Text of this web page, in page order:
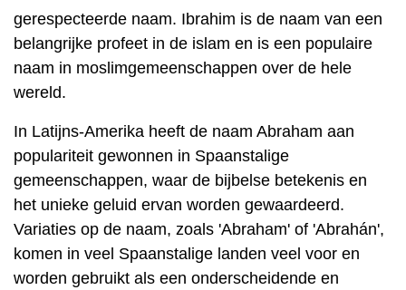
gerespecteerde naam. Ibrahim is de naam van een
belangrijke profeet in de islam en is een populaire
naam in moslimgemeenschappen over de hele
wereld.
In Latijns-Amerika heeft de naam Abraham aan
populariteit gewonnen in Spaanstalige
gemeenschappen, waar de bijbelse betekenis en
het unieke geluid ervan worden gewaardeerd.
Variaties op de naam, zoals 'Abraham' of 'Abrahán',
komen in veel Spaanstalige landen veel voor en
worden gebruikt als een onderscheidende en